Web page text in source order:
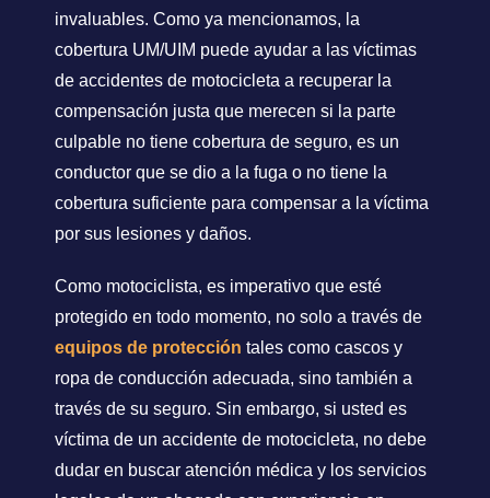
invaluables. Como ya mencionamos, la
cobertura UM/UIM puede ayudar a las víctimas
de accidentes de motocicleta a recuperar la
compensación justa que merecen si la parte
culpable no tiene cobertura de seguro, es un
conductor que se dio a la fuga o no tiene la
cobertura suficiente para compensar a la víctima
por sus lesiones y daños.
Como motociclista, es imperativo que esté
protegido en todo momento, no solo a través de
equipos de protección tales como cascos y
ropa de conducción adecuada, sino también a
través de su seguro. Sin embargo, si usted es
víctima de un accidente de motocicleta, no debe
dudar en buscar atención médica y los servicios